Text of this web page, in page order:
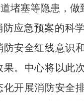
堵塞等隐患，做
应急预案的科
安全红线意识
。 中心将以此
开展消防安全